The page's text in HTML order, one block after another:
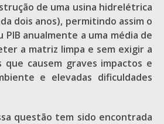
de uma usina hidrelétrica
dois anos), permitindo assim o
PIB anualmente a uma média de
a matriz limpa e sem exigir a
que causem graves impactos e
e elevadas dificuldades
questão tem sido encontrada